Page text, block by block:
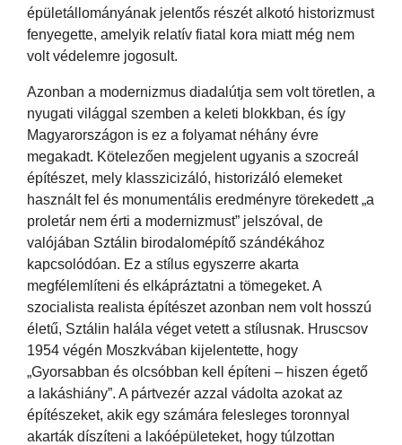
épületállományának jelentős részét alkotó historizmust
fenyegette, amelyik relatív fiatal kora miatt még nem
volt védelemre jogosult.
Azonban a modernizmus diadalútja sem volt töretlen, a
nyugati világgal szemben a keleti blokkban, és így
Magyarországon is ez a folyamat néhány évre
megakadt. Kötelezően megjelent ugyanis a szocreál
építészet, mely klasszicizáló, historizáló elemeket
használt fel és monumentális eredményre törekedett „a
proletár nem érti a modernizmust” jelszóval, de
valójában Sztálin birodalomépítő szándékához
kapcsolódóan. Ez a stílus egyszerre akarta
megfélemlíteni és elkápráztatni a tömegeket. A
szocialista realista építészet azonban nem volt hosszú
életű, Sztálin halála véget vetett a stílusnak. Hruscsov
1954 végén Moszkvában kijelentette, hogy
„Gyorsabban és olcsóbban kell építeni – hiszen égető
a lakáshiány”. A pártvezér azzal vádolta azokat az
építészeket, akik egy számára felesleges toronnyal
akarták díszíteni a lakóépületeket, hogy túlzottan